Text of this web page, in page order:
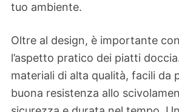
tuo ambiente.
Oltre al design, è importante
l’aspetto pratico dei piatti
materiali di alta qualità, facili da
buona resistenza allo